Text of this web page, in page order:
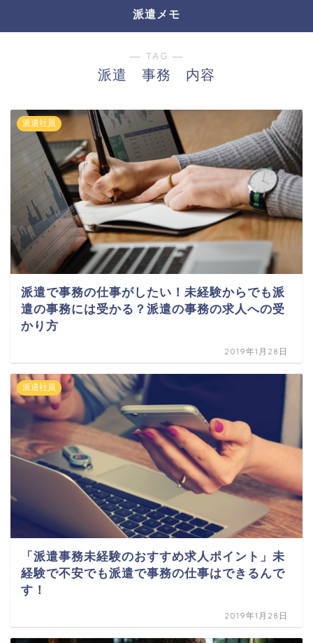
派遣メモ
― TAG ―
派遣 事務 内容
派遣社員
派遣で事務の仕事がしたい！未経験からでも派
遣の事務には受かる？派遣の事務の求人への受
かり方
2019年1月28日
派遣社員
「派遣事務未経験のおすすめ求人ポイント」未
経験で不安でも派遣で事務の仕事はできるんで
す！
2019年1月28日